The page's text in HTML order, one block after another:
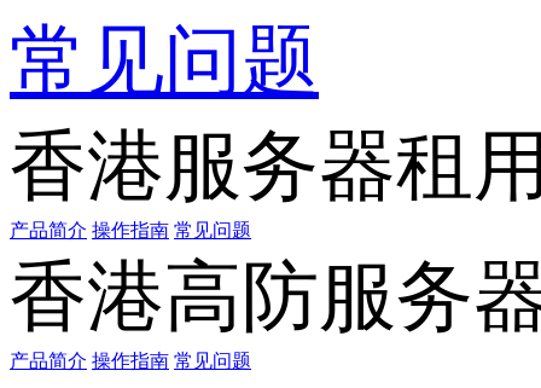
常见问题
香港服务器租
产品简介 操作指南 常见问题
香港高防服务
产品简介 操作指南 常见问题